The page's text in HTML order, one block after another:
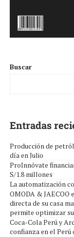
Buscar
Entradas
Producción de
día en Julio
ProInnóvate
S/1.8 millones
La automatización
OMODA & JAECOO
directa de su casa
permite optimizar
Coca-Cola Perú y
confianza en el Perú